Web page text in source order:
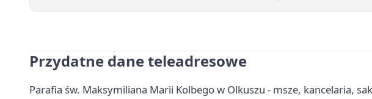
Przydatne dane teleadresowe
Parafia św. Maksymiliana Marii Kolbego w Olkuszu - msze, kancelaria,